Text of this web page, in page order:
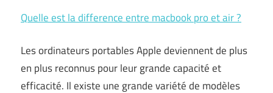
Quelle est la difference entre macbook pro et air ?
Les ordinateurs portables Apple deviennent de plus
en plus reconnus pour leur grande capacité et
efficacité. Il existe une grande variété de modèles